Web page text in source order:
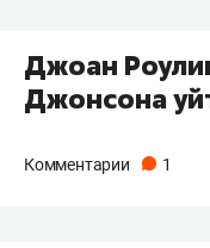
Джоан
Джонсона
Комментарии 1